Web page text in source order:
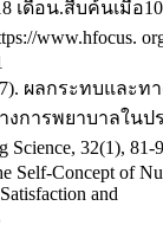
เดือน.สืบค้นเมื่อ10
www.hfocus.
ผลกระทบและท
การพยาบาลในป
Science, 32(1), 81-
Self-Concept of
and